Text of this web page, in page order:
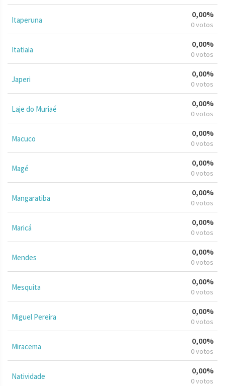
Itaperuna
0,00%
0 votos
Itatiaia
0,00%
0 votos
Japeri
0,00%
0 votos
Laje do Muriaé
0,00%
0 votos
Macuco
0,00%
0 votos
Magé
0,00%
0 votos
Mangaratiba
0,00%
0 votos
Maricá
0,00%
0 votos
Mendes
0,00%
0 votos
Mesquita
0,00%
0 votos
Miguel Pereira
0,00%
0 votos
Miracema
0,00%
0 votos
Natividade
0,00%
0 votos